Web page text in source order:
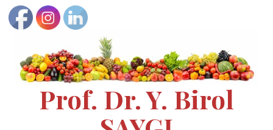
Skip
Prof. Dr. Y. Birol